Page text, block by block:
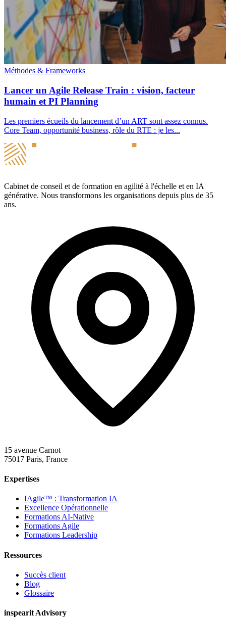
Méthodes & Frameworks
Lancer un Agile Release Train : vision, facteur
humain et PI Planning
Les premiers écueils du lancement d’un ART sont assez connus.
Core Team, opportunité business, rôle du RTE : je les...
Cabinet de conseil et de formation en agilité à l'échelle et en IA
générative. Nous transformons les organisations depuis plus de 35
ans.
15 avenue Carnot
75017 Paris, France
Expertises
IAgile™ : Transformation IA
Excellence Opérationnelle
Formations AI-Native
Formations Agile
Formations Leadership
Ressources
Succès client
Blog
Glossaire
inspearit Advisory